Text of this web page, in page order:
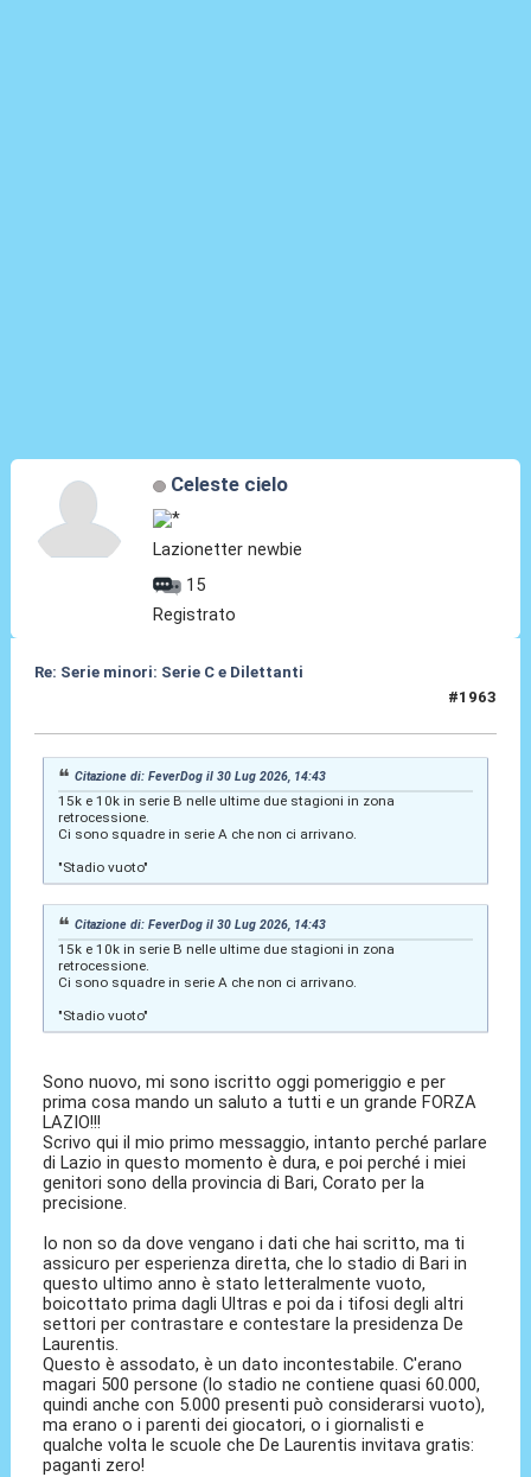
Celeste cielo
Lazionetter newbie
15
Registrato
Re: Serie minori: Serie C e Dilettanti
#1963
Citazione di: FeverDog il 30 Lug 2026, 14:43
15k e 10k in serie B nelle ultime due stagioni in zona
retrocessione.
Ci sono squadre in serie A che non ci arrivano.
"Stadio vuoto"
Citazione di: FeverDog il 30 Lug 2026, 14:43
15k e 10k in serie B nelle ultime due stagioni in zona
retrocessione.
Ci sono squadre in serie A che non ci arrivano.
"Stadio vuoto"
Sono nuovo, mi sono iscritto oggi pomeriggio e per
prima cosa mando un saluto a tutti e un grande FORZA
LAZIO!!!
Scrivo qui il mio primo messaggio, intanto perché parlare
di Lazio in questo momento è dura, e poi perché i miei
genitori sono della provincia di Bari, Corato per la
precisione.
Io non so da dove vengano i dati che hai scritto, ma ti
assicuro per esperienza diretta, che lo stadio di Bari in
questo ultimo anno è stato letteralmente vuoto,
boicottato prima dagli Ultras e poi da i tifosi degli altri
settori per contrastare e contestare la presidenza De
Laurentis.
Questo è assodato, è un dato incontestabile. C'erano
magari 500 persone (lo stadio ne contiene quasi 60.000,
quindi anche con 5.000 presenti può considerarsi vuoto),
ma erano o i parenti dei giocatori, o i giornalisti e
qualche volta le scuole che De Laurentis invitava gratis:
paganti zero!